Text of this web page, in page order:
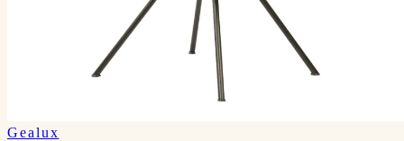
Gealux